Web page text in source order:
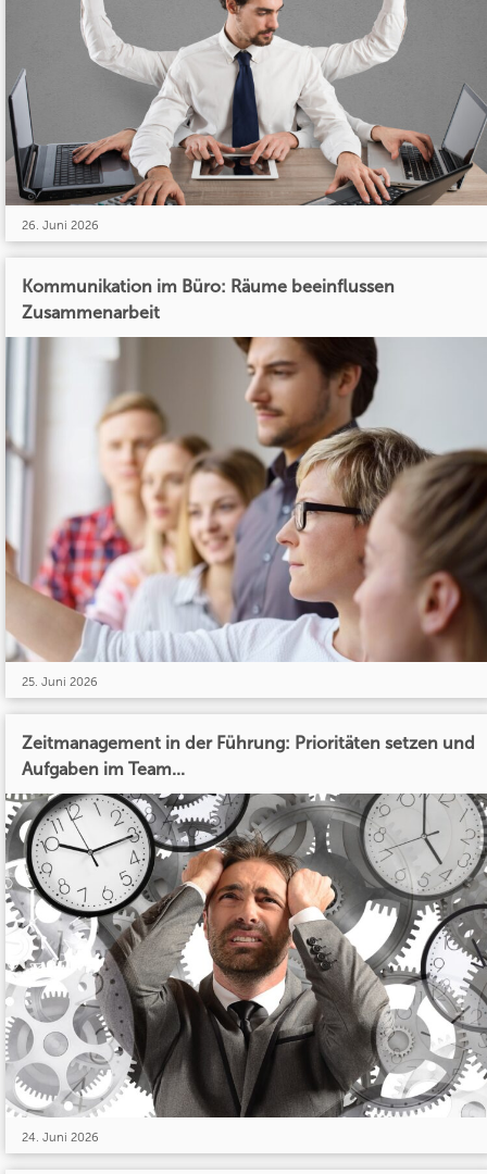
26. Juni 2026
Kommunikation im Büro: Räume beeinflussen
Zusammenarbeit
25. Juni 2026
Zeitmanagement in der Führung: Prioritäten setzen und
Aufgaben im Team...
24. Juni 2026